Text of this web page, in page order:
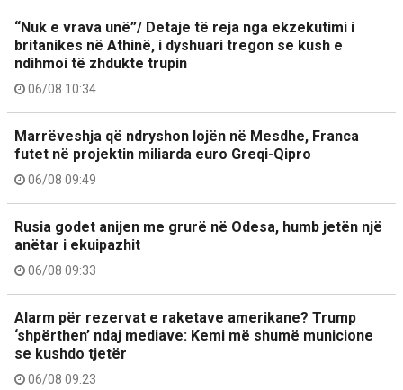
“Nuk e vrava unë”/ Detaje të reja nga ekzekutimi i
britanikes në Athinë, i dyshuari tregon se kush e
ndihmoi të zhdukte trupin
06/08 10:34
Marrëveshja që ndryshon lojën në Mesdhe, Franca
futet në projektin miliarda euro Greqi-Qipro
06/08 09:49
Rusia godet anijen me grurë në Odesa, humb jetën një
anëtar i ekuipazhit
06/08 09:33
Alarm për rezervat e raketave amerikane? Trump
‘shpërthen’ ndaj mediave: Kemi më shumë municione
se kushdo tjetër
06/08 09:23